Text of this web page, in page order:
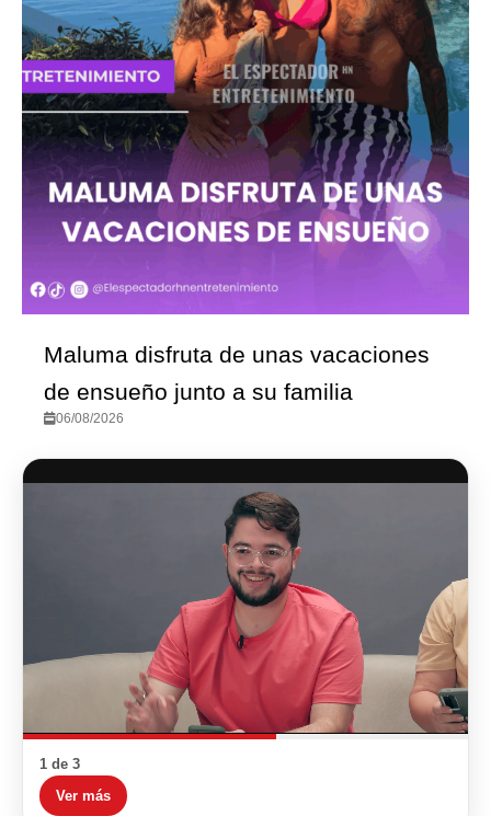
de vida rodeada de sus seres
queridos
1 de 3
Ver más